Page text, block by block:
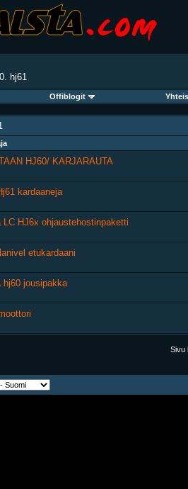
hj61
Offiblogit
HJ60/ KARJARAUTA
kardaaneja
LC HJ6x ohjaustehostinpaketti
etukardaani
hj60 jousipakka
Sivu